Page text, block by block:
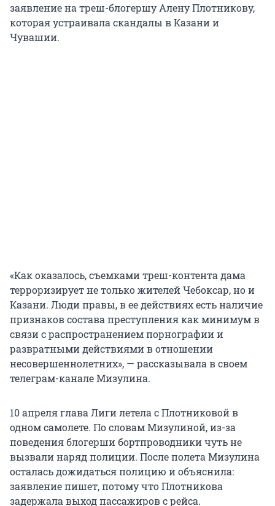
заявление на треш-блогершу Алену Плотникову,
которая устраивала скандалы в Казани и
Чувашии.
«Как оказалось, съемками треш-контента дама
терроризирует не только жителей Чебоксар, но и
Казани. Люди правы, в ее действиях есть наличие
признаков состава преступления как минимум в
связи с распространением порнографии и
развратными действиями в отношении
несовершеннолетних», — рассказывала в своем
телеграм-канале Мизулина.
10 апреля глава Лиги летела с Плотниковой в
одном самолете. По словам Мизулиной, из-за
поведения блогерши бортпроводники чуть не
вызвали наряд полиции. После полета Мизулина
осталась дожидаться полицию и объяснила:
заявление пишет, потому что Плотникова
задержала выход пассажиров с рейса.